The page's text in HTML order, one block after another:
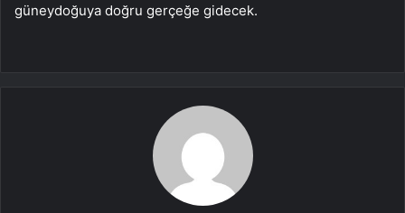
güneydoğuya doğru gerçeğe gidecek.